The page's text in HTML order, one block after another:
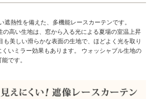
遮熱性を備えた、多機能レースカーテンです。
の高い生地は、窓から入る光による夏場の室温上昇
も美しい滑らかな表面の生地で、ほどよく光を取り
いミラー効果もあります。
ウォッシャブル生地の
です。